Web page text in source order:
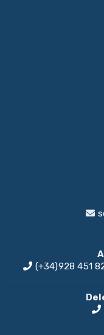
(+34)928 451